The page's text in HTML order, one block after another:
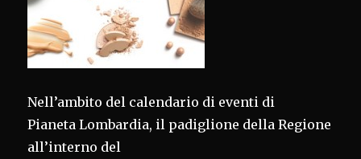
Nell’ambito del calendario di eventi di
Pianeta Lombardia, il padiglione della Regione
all’interno del